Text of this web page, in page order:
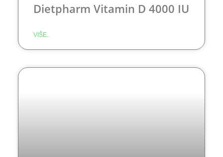
Dietpharm Vitamin D 4000 IU
VIŠE..